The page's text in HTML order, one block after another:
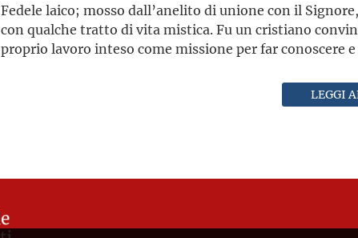
Fedele laico; mosso dall’anelito di unione con il
con qualche tratto di vita mistica. Fu un cristiano
proprio lavoro inteso come missione per far conoscere
LEGGI